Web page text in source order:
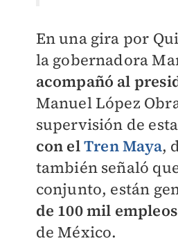
En una gira por
la gobernadora
acompañó al
Manuel López
supervisión de
con elTren Maya,
también señaló
conjunto, están
de 100 mil empleos
de México.